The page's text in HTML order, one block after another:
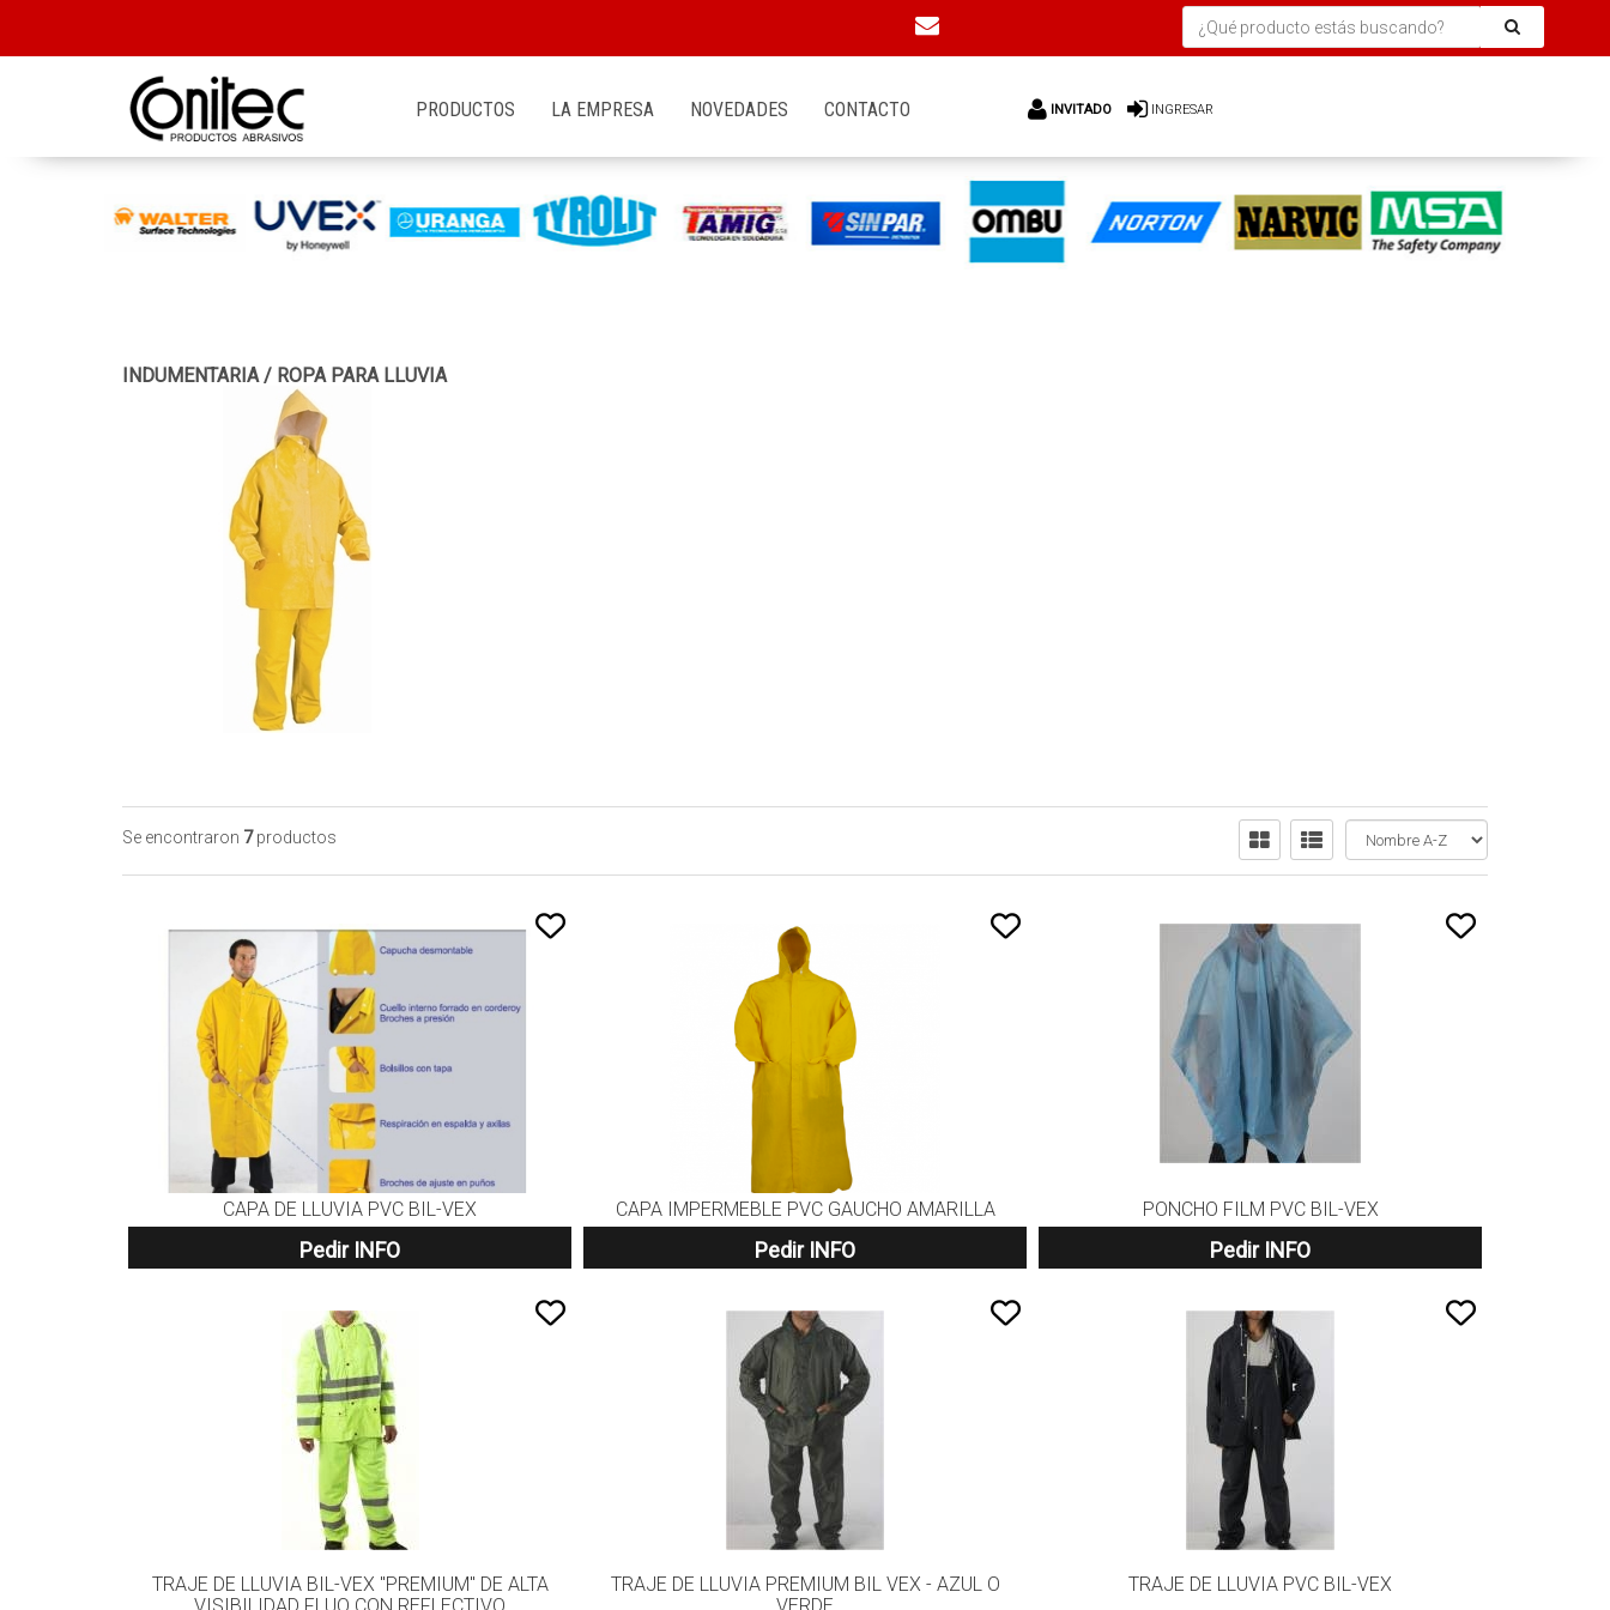
INVITADO INGRESAR
PRODUCTOS LA EMPRESA NOVEDADES CONTACTO
INDUMENTARIA/ ROPA PARA LLUVIA
Se encontraron 7productos
CAPA DE LLUVIA PVC BIL-VEX
Pedir INFO
CAPA IMPERMEBLE PVC GAUCHO AMARILLA
Pedir INFO
PONCHO FILM PVC BIL-VEX
Pedir INFO
TRAJE DE LLUVIA BIL-VEX "PREMIUM" DE ALTA
TRAJE DE LLUVIA PREMIUM BIL VEX - AZUL O
TRAJE DE LLUVIA PVC BIL-VEX